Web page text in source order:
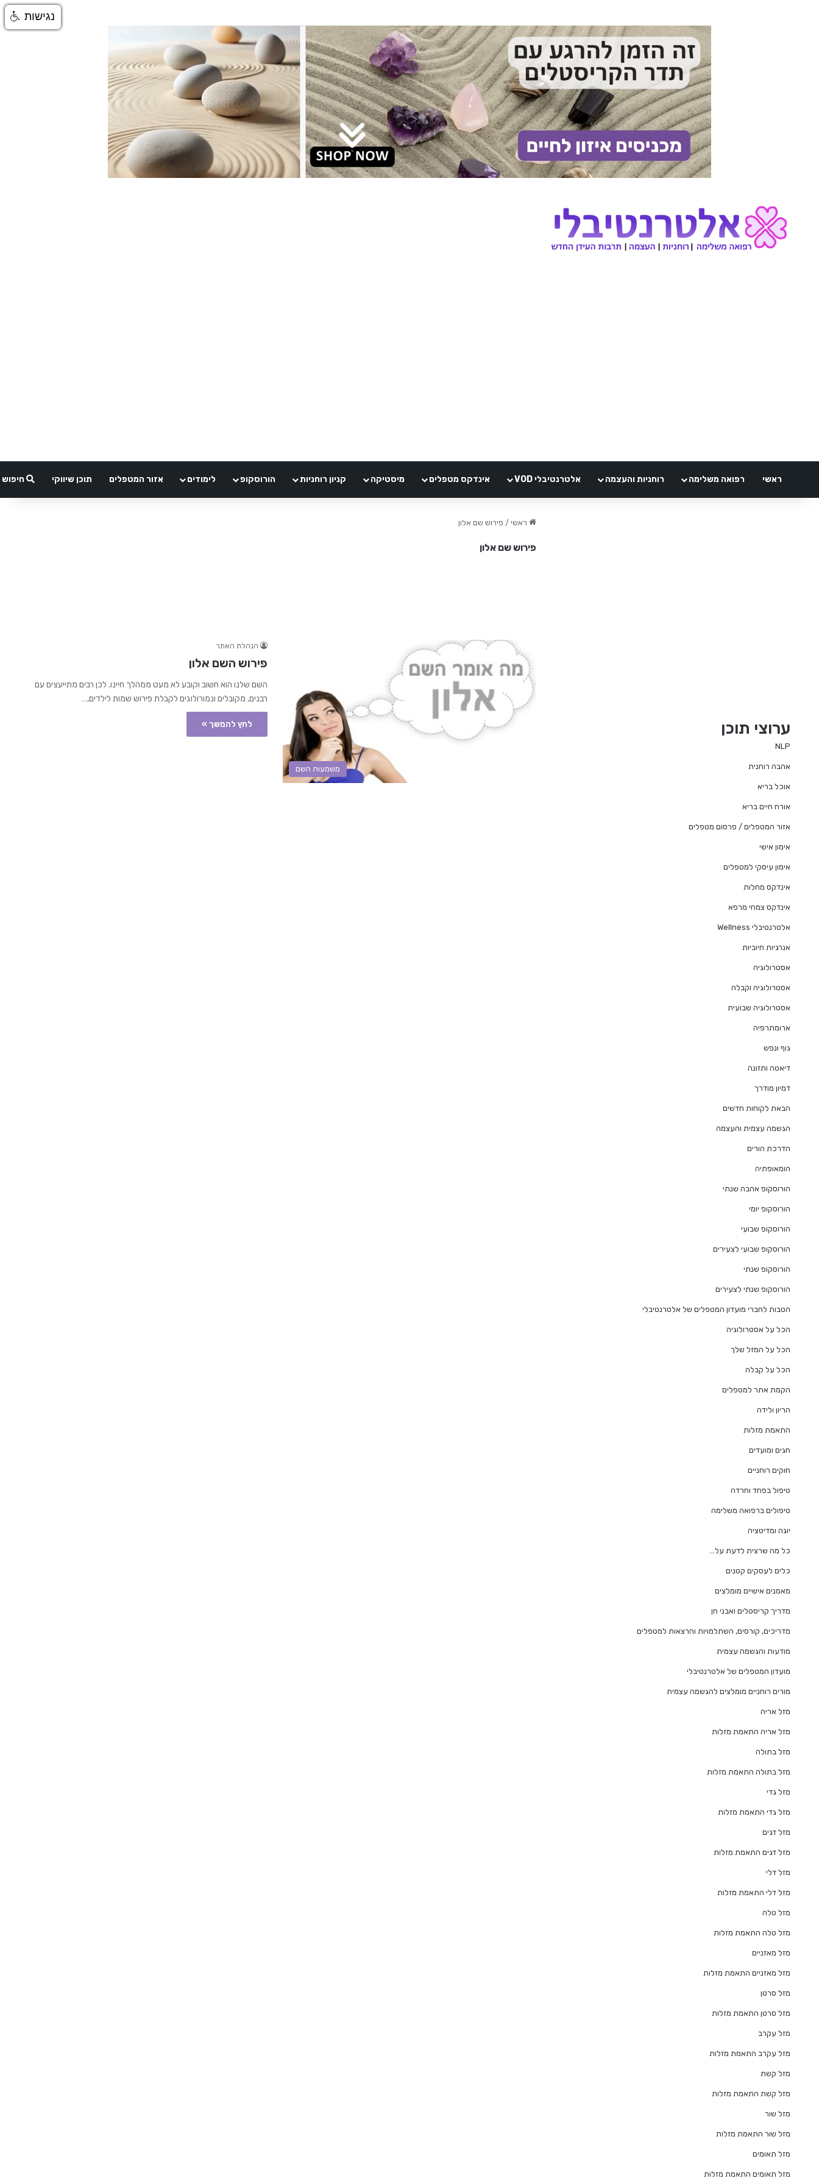
ראשי רפואה משלימה רוחניות והעצמה אלטרנטיבלי VOD אינדקס מטפלים מיסטיקה קניון רוחניות הורוסקופ לימודים אזור המטפלים תוכן שיווקי חיפוש
ראשי / פירוש שם אלון
פירוש שם אלון
משמעות השם
הנהלת האתר
פירוש השם אלון
השם שלנו הוא חשוב וקובע לא מעט ממהלך חיינו. לכן רבים מתייעצים עם
רבנים, מקובלים ונמורולוגים לקבלת פירוש שמות לילדים,…
לחץ להמשך » ערוצי תוכן
NLP
אהבה רוחנית
אוכל בריא
אורח חיים בריא
אזור המטפלים / פרסום מטפלים
אימון אישי
אימון עיסקי למטפלים
אינדקס מחלות
אינדקס צמחי מרפא
אלטרנטיבלי Wellness
אנרגיות חיוביות
אסטרולוגיה
אסטרולוגיה וקבלה
אסטרולוגיה שבועית
ארומתרפיה
גוף ונפש
דיאטה ותזונה
דמיון מודרך
הבאת לקוחות חדשים
הגשמה עצמית והעצמה
הדרכת הורים
הומאופתיה
הורוסקופ אהבה שנתי
הורוסקופ יומי
הורוסקופ שבועי
הורוסקופ שבועי לצעירים
הורוסקופ שנתי
הורוסקופ שנתי לצעירים
הטבות לחברי מועדון המטפלים של אלטרנטיבלי
הכל על אסטרולוגיה
הכל על המזל שלך
הכל על קבלה
הקמת אתר למטפלים
הריון ולידה
התאמת מזלות
חגים ומועדים
חוקים רוחניים
טיפול בפחד וחרדה
טיפולים ברפואה משלימה
יוגה ומדיטציה
כל מה שרצית לדעת על…
כלים לעסקים קטנים
מאמנים אישיים מומלצים
מדריך קריסטלים ואבני חן
מדריכים, קורסים, השתלמויות והרצאות למטפלים
מודעות והגשמה עצמית
מועדון המטפלים של אלטרנטיבלי
מורים רוחניים מומלצים להגשמה עצמית
מזל אריה
מזל אריה התאמת מזלות
מזל בתולה
מזל בתולה התאמת מזלות
מזל גדי
מזל גדי התאמת מזלות
מזל דגים
מזל דגים התאמת מזלות
מזל דלי
מזל דלי התאמת מזלות
מזל טלה
מזל טלה התאמת מזלות
מזל מאזניים
מזל מאזניים התאמת מזלות
מזל סרטן
מזל סרטן התאמת מזלות
מזל עקרב
מזל עקרב התאמת מזלות
מזל קשת
מזל קשת התאמת מזלות
מזל שור
מזל שור התאמת מזלות
מזל תאומים
מזל תאומים התאמת מזלות
נגישות